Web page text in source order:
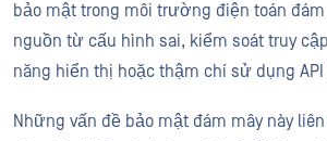
bảo mật trong môi trường điện toán
nguồn từ cấu hình sai, kiểm soát truy
năng hiển thị hoặc thậm chí sử dụng API
Những vấn đề bảo mật đám mây này